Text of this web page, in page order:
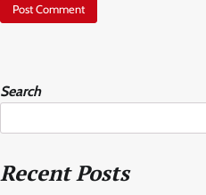
Search
Recent Posts